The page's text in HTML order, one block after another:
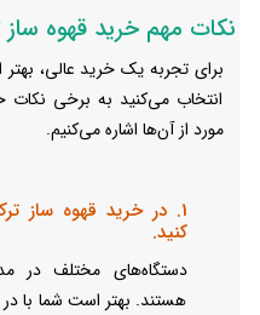
نکات مهم خرید قهوه
برای تجربه یک خرید عالی،
انتخاب می‌کنید به برخی
مورد از آن‌ها اشاره می‌کنیم.
1. در خرید قهوه ساز
کنید.
دستگاه‌های مختلف در
هستند. بهتر است شما با در